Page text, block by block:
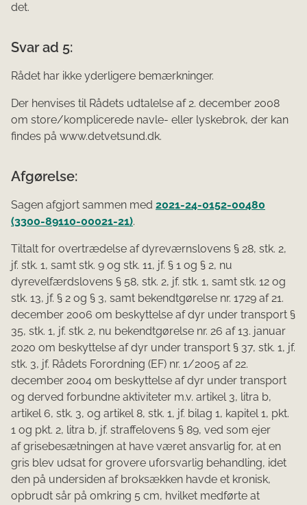
det.
Svar ad 5:
Rådet har ikke yderligere bemærkninger.
Der henvises til Rådets udtalelse af 2. december 2008
om store/komplicerede navle- eller lyskebrok, der kan
findes på www.detvetsund.dk.
Afgørelse:
Sagen afgjort sammen med 2021-24-0152-00480
(3300-89110-00021-21).
Tiltalt for overtrædelse af dyreværnslovens § 28, stk. 2,
jf. stk. 1, samt stk. 9 og stk. 11, jf. § 1 og § 2, nu
dyrevelfærdslovens § 58, stk. 2, jf. stk. 1, samt stk. 12 og
stk. 13, jf. § 2 og § 3, samt bekendtgørelse nr. 1729 af 21.
december 2006 om beskyttelse af dyr under transport §
35, stk. 1, jf. stk. 2, nu bekendtgørelse nr. 26 af 13. januar
2020 om beskyttelse af dyr under transport § 37, stk. 1, jf.
stk. 3, jf. Rådets Forordning (EF) nr. 1/2005 af 22.
december 2004 om beskyttelse af dyr under transport
og derved forbundne aktiviteter m.v. artikel 3, litra b,
artikel 6, stk. 3, og artikel 8, stk. 1, jf. bilag 1, kapitel 1, pkt.
1 og pkt. 2, litra b, jf. straffelovens § 89, ved som ejer
af grisebesætningen at have været ansvarlig for, at en
gris blev udsat for grovere uforsvarlig behandling, idet
den på undersiden af broksækken havde et kronisk,
opbrudt sår på omkring 5 cm, hvilket medførte at